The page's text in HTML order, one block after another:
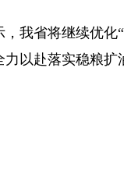
省将继续优化“
以赴落实稳粮